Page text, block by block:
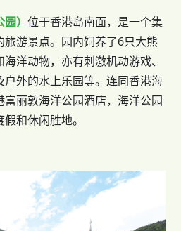
园）位于香港岛南面，是一个集
游景点。园内饲养了6只大熊
洋动物，亦有刺激机动游戏、
外的水上乐园等。连同香港海
丽敦海洋公园酒店，海洋公园
和休闲胜地。